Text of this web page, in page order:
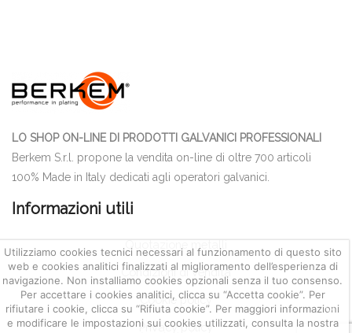
Utilizziamo cookies tecnici necessari al funzionamento di questo sito
web e cookies analitici finalizzati al miglioramento dell’esperienza di
navigazione. Non installiamo cookies opzionali senza il tuo consenso.
Per accettare i cookies analitici, clicca su “Accetta cookie”. Per
rifiutare i cookie, clicca su “Rifiuta cookie”. Per maggiori informazioni
e modificare le impostazioni sui cookies utilizzati, consulta la nostra
LO SHOP ON-LINE DI PRODOTTI GALVANICI PROFESSIONALI
Berkem S.r.l. propone la vendita on-line di oltre 700 articoli
100% Made in Italy dedicati agli operatori galvanici.
Informazioni utili
Quotazione metalli
Condizioni di Vendita
Cookie policy
Privacy policy